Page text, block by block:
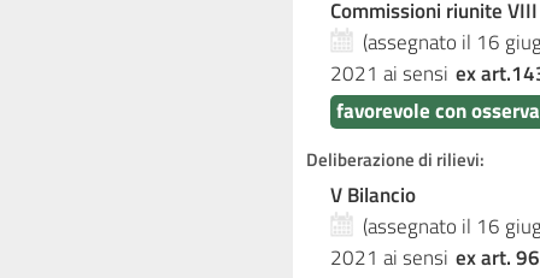
Commissioni riunite
(assegnato il 16
2021 ai sensi ex
favorevole con
Deliberazione di rilievi:
V Bilancio
(assegnato il 16
2021 ai sensi ex art.